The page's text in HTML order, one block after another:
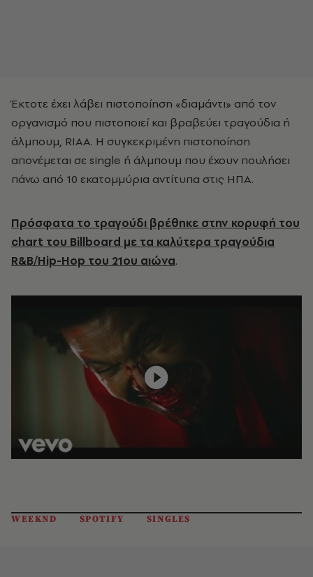
Έκτοτε έχει λάβει πιστοποίηση «διαμάντι» από τον
οργανισμό που πιστοποιεί και βραβεύει τραγούδια ή
άλμπουμ, RIAA. Η συγκεκριμένη πιστοποίηση
απονέμεται σε single ή άλμπουμ που έχουν πουλήσει
πάνω από 10 εκατομμύρια αντίτυπα στις ΗΠΑ.
Πρόσφατα το τραγούδι βρέθηκε στην κορυφή του
chart του Billboard με τα καλύτερα τραγούδια
R&B/Hip-Hop του 21ου αιώνα.
WEEKND SPOTIFY SINGLES